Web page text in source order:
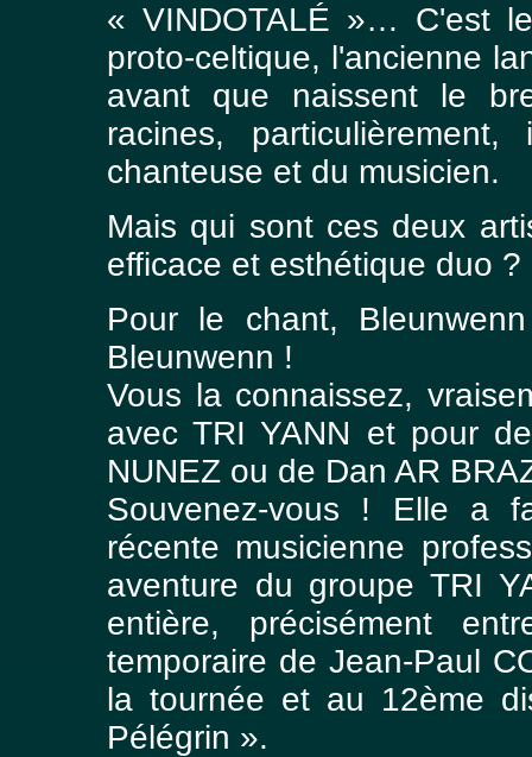
« VINDOTALÉ »… C'est
proto-celtique, l'ancienne
avant que naissent le
racines,
chanteuse et du musicien.
Mais qui sont ces deux
efficace et esthétique duo ?
Pour le chant,
Bleunwenn !
Vous la connaissez,
avec TRI YANN et pour
NUNEZ ou de Dan AR
Souvenez-vous ! Elle a
récente musicienne
aventure du groupe TRI
entière, précisément
temporaire de Jean-Paul
la tournée et au 12ème
Pélégrin ».